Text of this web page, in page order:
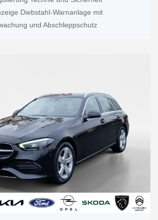
Diebstahl-Warnanlage mit
und Abschleppschutz